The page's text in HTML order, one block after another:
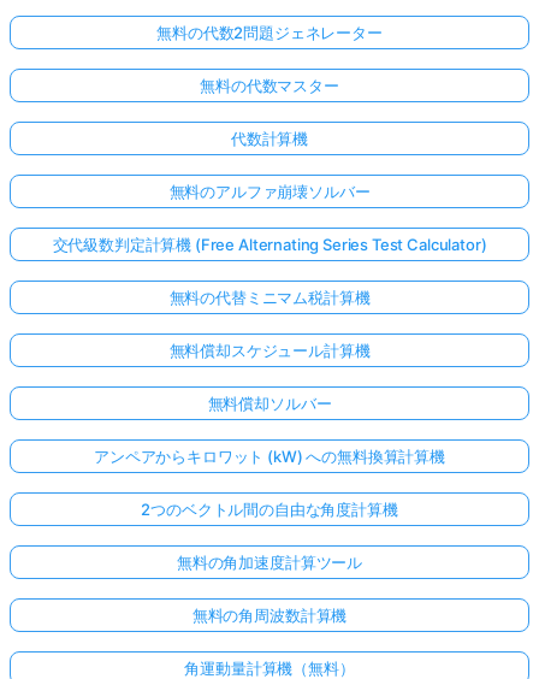
無料の代数2問題ジェネレーター
無料の代数マスター
代数計算機
無料のアルファ崩壊ソルバー
交代級数判定計算機 (Free Alternating Series Test Calculator)
無料の代替ミニマム税計算機
無料償却スケジュール計算機
無料償却ソルバー
アンペアからキロワット (kW) への無料換算計算機
2つのベクトル間の自由な角度計算機
無料の角加速度計算ツール
無料の角周波数計算機
角運動量計算機（無料）